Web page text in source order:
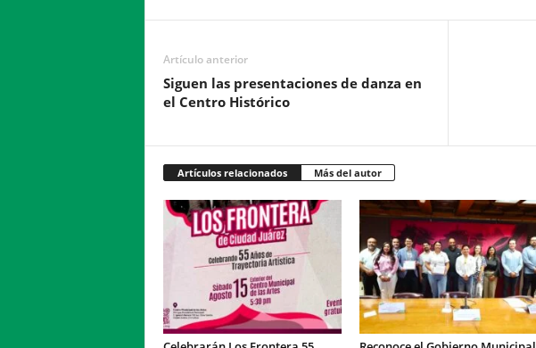
Artículo anterior
Siguen las presentaciones de danza en
el Centro Histórico
Artículos relacionados Más del autor